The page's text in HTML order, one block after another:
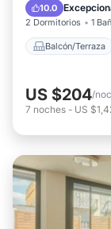
10.0
2 Dormitorios 1
Balcón/Terraza
US $204/
7 noches - US